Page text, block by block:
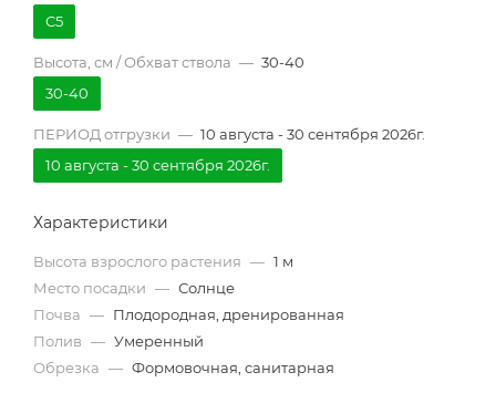
С5
Высота, см / Обхват ствола — 30-40
30-40
ПЕРИОД отгрузки — 10 августа - 30 сентября 2026г.
10 августа - 30 сентября 2026г.
Характеристики
Высота взрослого растения — 1 м
Место посадки — Солнце
Почва — Плодородная, дренированная
Полив — Умеренный
Обрезка — Формовочная, санитарная